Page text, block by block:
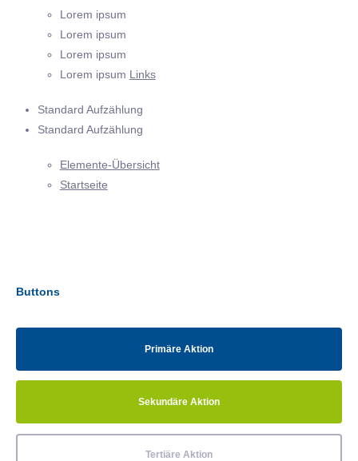
Lorem ipsum
Lorem ipsum
Lorem ipsum
Lorem ipsum Links
Standard Aufzählung
Standard Aufzählung
Elemente-Übersicht
Startseite
Buttons
Primäre Aktion
Sekundäre Aktion
Tertiäre Aktion